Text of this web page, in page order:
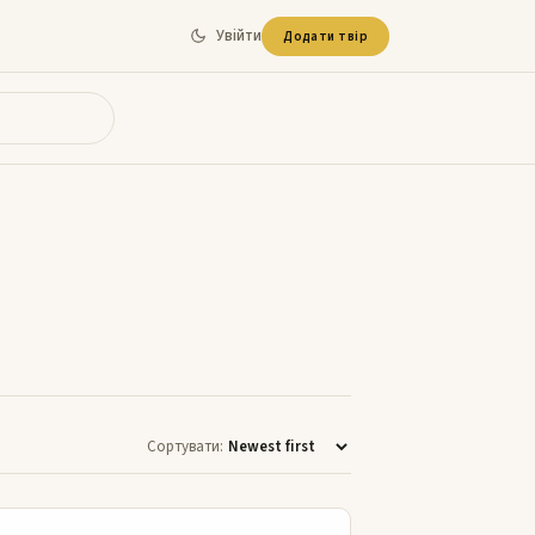
Увійти Додати твір
Сортувати:
Прощання